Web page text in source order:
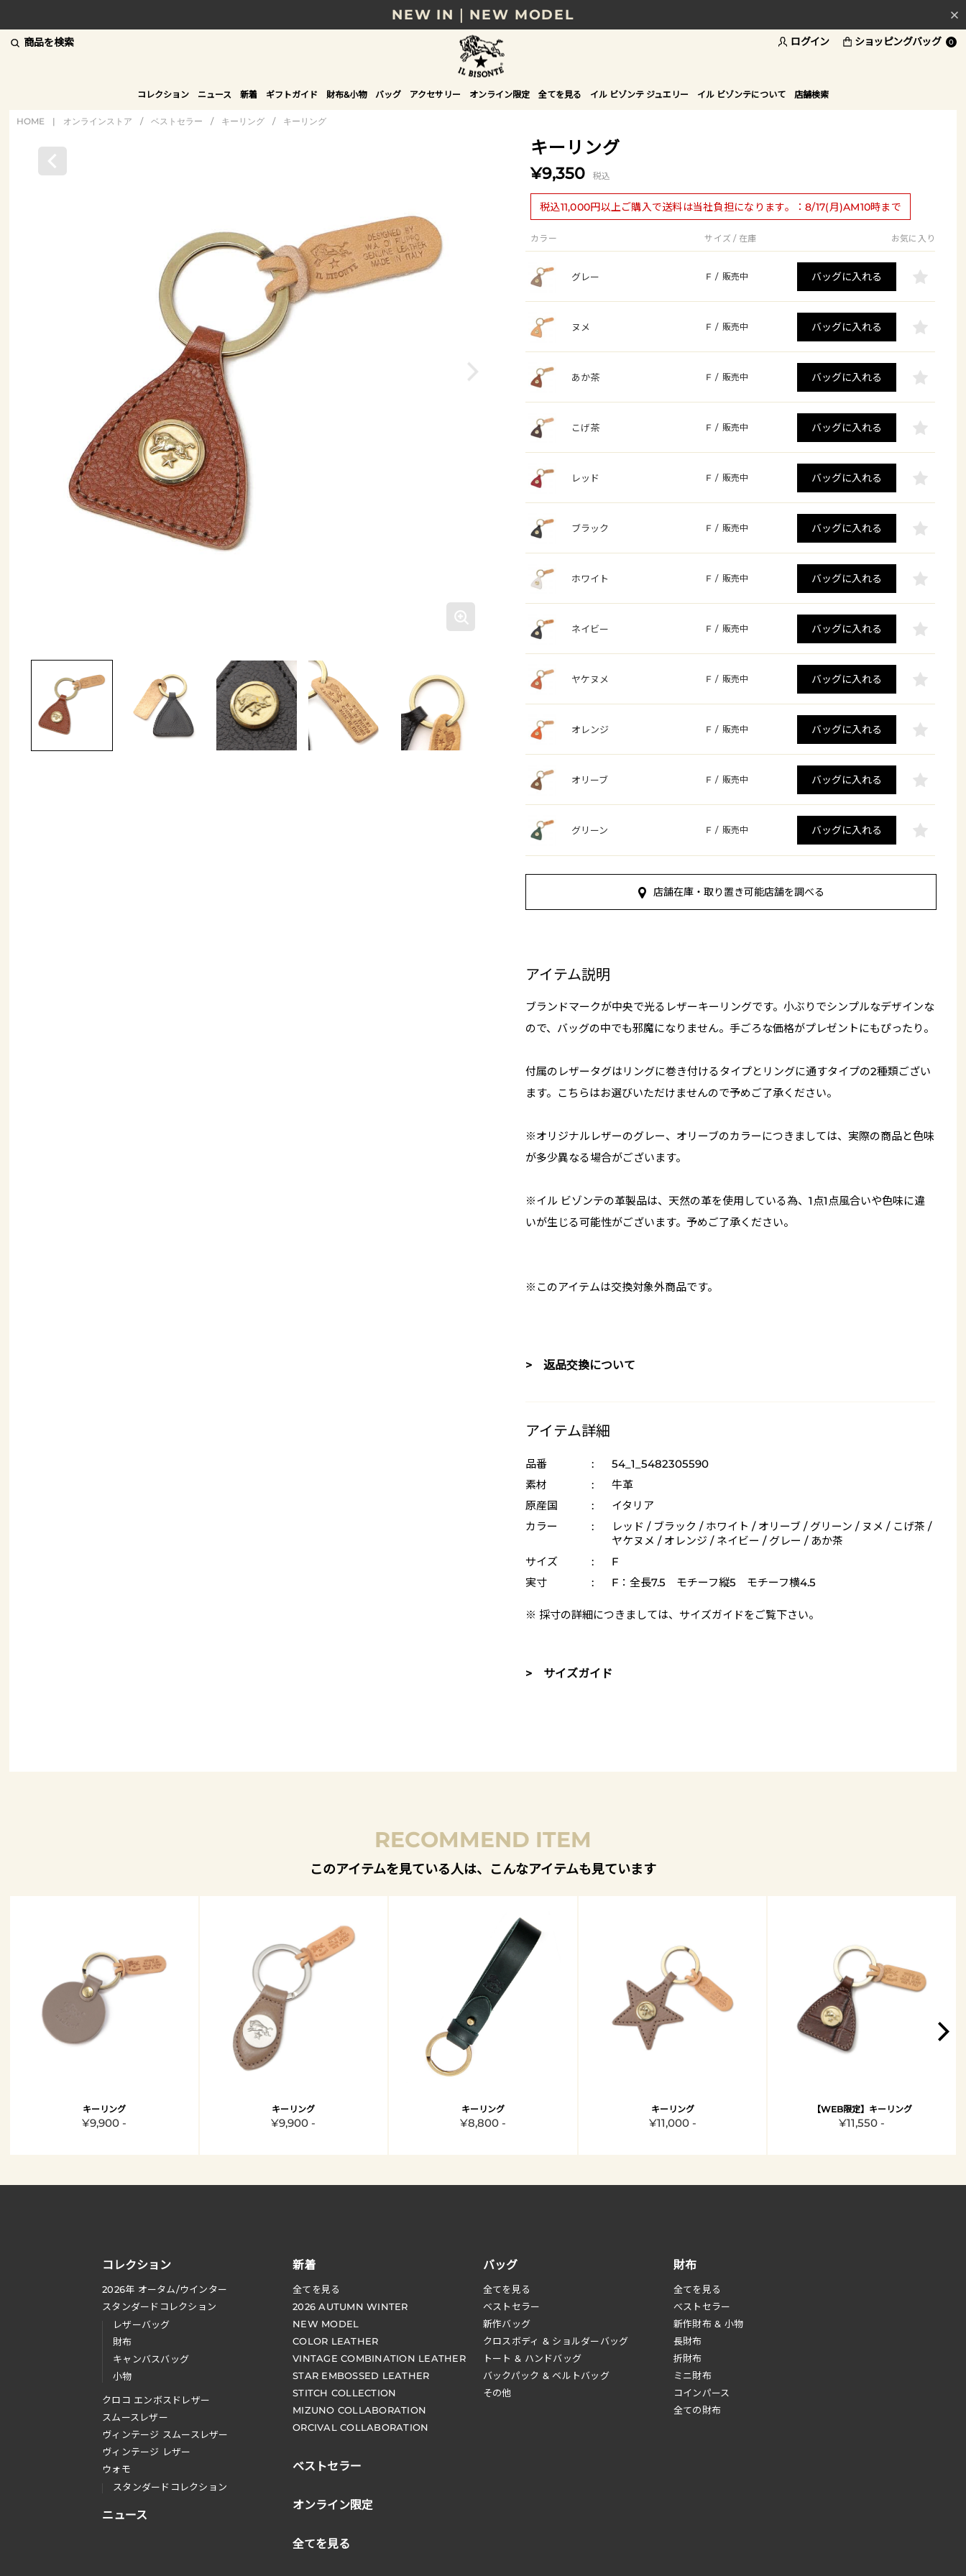
NEW IN｜NEW MODEL
8/17(月)10時まで｜税込11,000円以上で送料無料
贈る相手やシーンから選べる、新しいギフトガイド
NEW IN｜COLOR LEATHER
商品を検索 ログイン ショッピングバッグ 0
コレクション ニュース 新着 ギフトガイド 財布&小物 バッグ アクセサリー オンライン限定 全てを見る イル ビゾンテ ジュエリー イル ビゾンテについて 店舗検索
HOME | オンラインストア / ベストセラー / キーリング / キーリング
キーリング
¥9,350 税込
税込11,000円以上ご購入で送料は当社負担になります。：8/17(月)AM10時まで
カラー サイズ / 在庫 お気に入り
グレー F / 販売中 バッグに入れる
ヌメ F / 販売中 バッグに入れる
あか茶 F / 販売中 バッグに入れる
こげ茶 F / 販売中 バッグに入れる
レッド F / 販売中 バッグに入れる
ブラック F / 販売中 バッグに入れる
ホワイト F / 販売中 バッグに入れる
ネイビー F / 販売中 バッグに入れる
ヤケヌメ F / 販売中 バッグに入れる
オレンジ F / 販売中 バッグに入れる
オリーブ F / 販売中 バッグに入れる
グリーン F / 販売中 バッグに入れる
店舗在庫・取り置き可能店舗を調べる
アイテム説明
ブランドマークが中央で光るレザーキーリングです。小ぶりでシンプルなデザインな
ので、バッグの中でも邪魔になりません。手ごろな価格がプレゼントにもぴったり。
付属のレザータグはリングに巻き付けるタイプとリングに通すタイプの2種類ござい
ます。こちらはお選びいただけませんので予めご了承ください。
※オリジナルレザーのグレー、オリーブのカラーにつきましては、実際の商品と色味
が多少異なる場合がございます。
※イル ビゾンテの革製品は、天然の革を使用している為、1点1点風合いや色味に違
いが生じる可能性がございます。予めご了承ください。
※このアイテムは交換対象外商品です。
> 返品交換について
アイテム詳細
品番 :
54_1_5482305590
素材
:
牛革
原産国
:
イタリア
カラー
:
レッド / ブラック / ホワイト / オリーブ / グリーン / ヌメ / こげ茶 /
ヤケヌメ / オレンジ / ネイビー / グレー / あか茶
サイズ
:
F
実寸
: F：全長7.5 モチーフ縦5 モチーフ横4.5
※ 採寸の詳細につきましては、 サイズガイドをご覧下さい。
> サイズガイド
RECOMMEND ITEM
このアイテムを見ている人は、こんなアイテムも見ています
キーリング
¥9,900 -
キーリング
¥9,900 -
キーリング
¥8,800 -
キーリング
¥11,000 -
【WEB限定】キーリング
¥11,550 -
コレクション
2026年 オータム/ウインター
スタンダードコレクション
レザーバッグ
財布
キャンバスバッグ
小物
クロコ エンボスドレザー
スムースレザー
ヴィンテージ スムースレザー
ヴィンテージ レザー
ウォモ
スタンダードコレクション
ニュース
新着
全てを見る
2026 AUTUMN WINTER
NEW MODEL
COLOR LEATHER
VINTAGE COMBINATION LEATHER
STAR EMBOSSED LEATHER
STITCH COLLECTION
MIZUNO COLLABORATION
ORCIVAL COLLABORATION
ベストセラー
オンライン限定
全てを見る
財布
全てを見る
べストセラー
新作財布 & 小物
長財布
折財布
ミニ財布
コインパース
全ての財布
バッグ
全てを見る
ベストセラー
新作バッグ
クロスボディ & ショルダーバッグ
トート & ハンドバッグ
バックパック & ベルトバッグ
その他